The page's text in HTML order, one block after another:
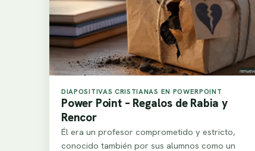
DIAPOSITIVAS CRISTIANAS EN POWERPOINT
Power Point – Regalos de Rabia y
Rencor
Él era un profesor comprometido y estricto,
conocido también por sus alumnos como un